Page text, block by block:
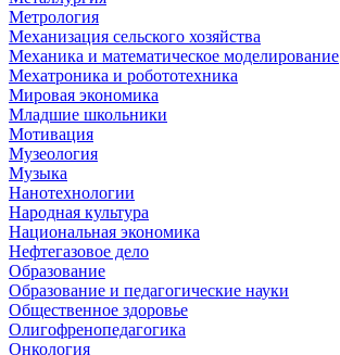
Метрология
Механизация сельского хозяйства
Механика и математическое моделирование
Мехатроника и робототехника
Мировая экономика
Младшие школьники
Мотивация
Музеология
Музыка
Нанотехнологии
Народная культура
Национальная экономика
Нефтегазовое дело
Образование
Образование и педагогические науки
Общественное здоровье
Олигофренопедагогика
Онкология